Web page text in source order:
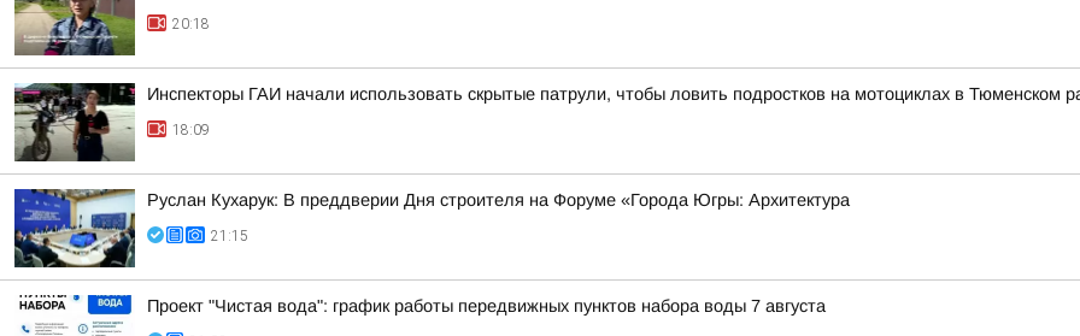
20:18
Инспекторы ГАИ начали использовать скрытые патрули, чтобы ловить подростков на мотоциклах в Тюменском
18:09
Руслан Кухарук: В преддверии Дня строителя на Форуме «Города Югры: Архитектура
21:15
Проект "Чистая вода": график работы передвижных пунктов набора воды 7 августа